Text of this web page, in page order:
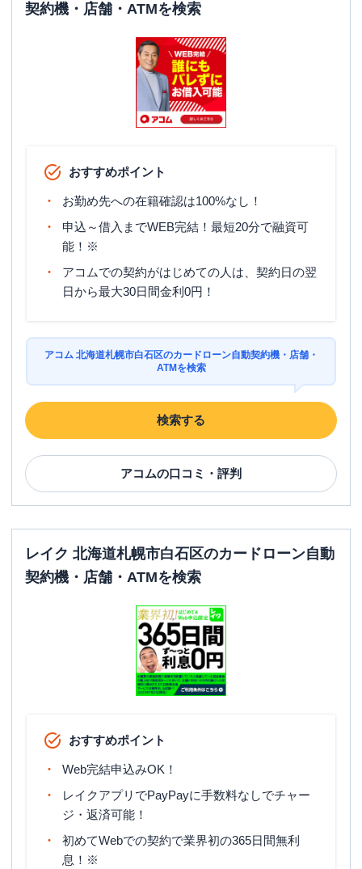
契約機・店舗・ATMを検索
おすすめポイント
お勤め先への在籍確認は100%なし！
申込～借入までWEB完結！最短20分で融資可
能！※
アコムでの契約がはじめての人は、契約日の翌
日から最大30日間金利0円！
アコム 北海道札幌市白石区のカードローン自動契約機・店舗・
ATMを検索
検索する
アコムの口コミ・評判
レイク 北海道札幌市白石区のカードローン自動
契約機・店舗・ATMを検索
おすすめポイント
Web完結申込みOK！
レイクアプリでPayPayに手数料なしでチャー
ジ・返済可能！
初めてWebでの契約で業界初の365日間無利
息！※